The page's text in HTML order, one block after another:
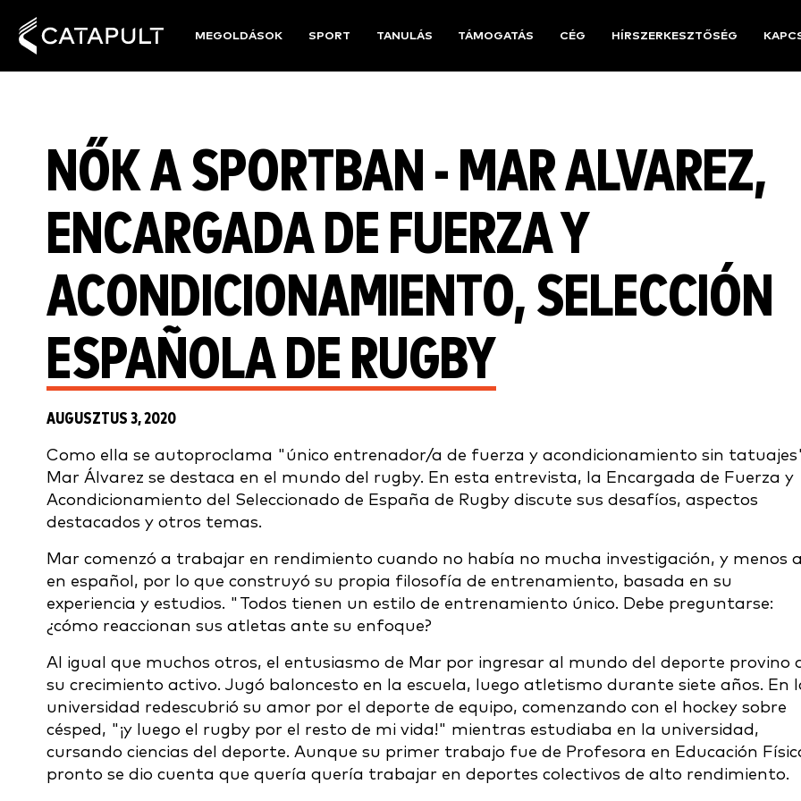
MEGOLDÁSOK SPORT TANULÁS TÁMOGATÁS CÉG HÍRSZERKESZTŐSÉG
NŐK A SPORTBAN - MAR ALVAREZ,
ENCARGADA DE FUERZA Y
ACONDICIONAMIENTO, SELECCIÓN
ESPAÑOLA DE RUGBY
AUGUSZTUS 3, 2020
Como ella se autoproclama "único entrenador/a de fuerza y acondicionamiento sin
Mar Álvarez se destaca en el mundo del rugby. En esta entrevista, la Encargada de Fuerza y
Acondicionamiento del Seleccionado de España de Rugby discute sus desafíos, aspectos
destacados y otros temas.
Mar comenzó a trabajar en rendimiento cuando no había no mucha investigación, y menos
en español, por lo que construyó su propia filosofía de entrenamiento, basada en su
experiencia y estudios. "Todos tienen un estilo de entrenamiento único. Debe preguntarse:
¿cómo reaccionan sus atletas ante su enfoque?
Al igual que muchos otros, el entusiasmo de Mar por ingresar al mundo del deporte provino
su crecimiento activo. Jugó baloncesto en la escuela, luego atletismo durante siete años. En
universidad redescubrió su amor por el deporte de equipo, comenzando con el hockey sobre
césped, "¡y luego el rugby por el resto de mi vida!" mientras estudiaba en la universidad,
cursando ciencias del deporte. Aunque su primer trabajo fue de Profesora en Educación
pronto se dio cuenta que quería quería trabajar en deportes colectivos de alto rendimiento.